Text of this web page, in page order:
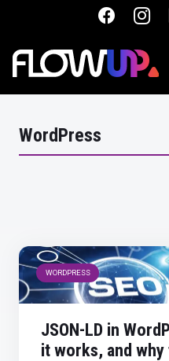
WordPress
WORDPRESS
JSON-LD in
it works, and